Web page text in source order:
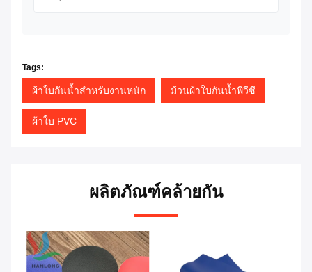
Tags:
ผ้าใบกันน้ำสำหรับงานหนัก ม้วนผ้าใบกันน้ำพีวีซี
ผ้าใบ PVC
ผลิตภัณฑ์คล้ายกัน